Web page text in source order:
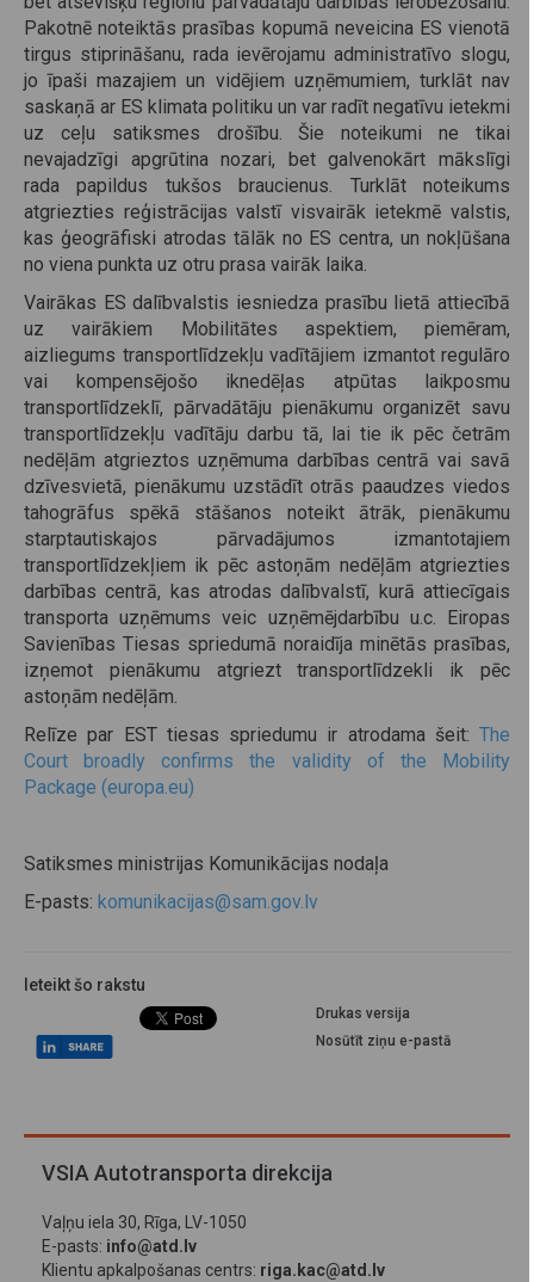
Pakotnē noteiktās prasības kopumā neveicina ES vienotā
tirgus stiprināšanu, rada ievērojamu administratīvo slogu,
jo īpaši mazajiem un vidējiem uzņēmumiem, turklāt nav
saskaņā ar ES klimata politiku un var radīt negatīvu ietekmi
uz ceļu satiksmes drošību. Šie noteikumi ne tikai
nevajadzīgi apgrūtina nozari, bet galvenokārt mākslīgi
rada papildus tukšos braucienus. Turklāt noteikums
atgriezties reģistrācijas valstī visvairāk ietekmē valstis,
kas ģeogrāfiski atrodas tālāk no ES centra, un nokļūšana
no viena punkta uz otru prasa vairāk laika.
Vairākas ES dalībvalstis iesniedza prasību lietā attiecībā
uz vairākiem Mobilitātes aspektiem, piemēram,
aizliegums transportlīdzekļu vadītājiem izmantot regulāro
vai kompensējošo iknedēļas atpūtas laikposmu
transportlīdzeklī, pārvadātāju pienākumu organizēt savu
transportlīdzekļu vadītāju darbu tā, lai tie ik pēc četrām
nedēļām atgrieztos uzņēmuma darbības centrā vai savā
dzīvesvietā, pienākumu uzstādīt otrās paaudzes viedos
tahogrāfus spēkā stāšanos noteikt ātrāk, pienākumu
starptautiskajos pārvadājumos izmantotajiem
transportlīdzekļiem ik pēc astoņām nedēļām atgriezties
darbības centrā, kas atrodas dalībvalstī, kurā attiecīgais
transporta uzņēmums veic uzņēmējdarbību u.c. Eiropas
Savienības Tiesas spriedumā noraidīja minētās prasības,
izņemot pienākumu atgriezt transportlīdzekli ik pēc
astoņām nedēļām.
Relīze par EST tiesas spriedumu ir atrodama šeit: The
Court broadly confirms the validity of the Mobility
Package (europa.eu)
Satiksmes ministrijas Komunikācijas nodaļa
E-pasts: komunikacijas@sam.gov.lv
Ieteikt šo rakstu
Drukas versija
Nosūtīt ziņu e-pastā
VSIA Autotransporta direkcija
Vaļņu iela 30, Rīga, LV-1050
E-pasts: info@atd.lv
Klientu apkalpošanas centrs: riga.kac@atd.lv